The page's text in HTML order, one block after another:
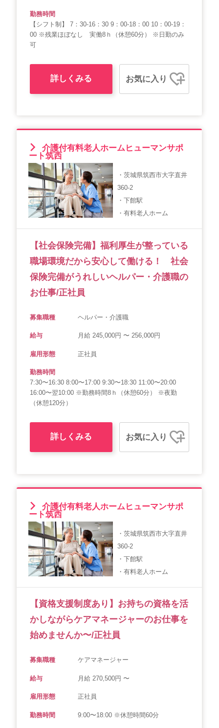
勤務時間
【シフト制】 7：30-16：30 9：00-18：00 10：00-19：
00 ※残業ほぼなし 実働8ｈ（休憩60分） ※日勤のみ
可
詳しくみる お気に入り
介護付有料老人ホームヒューマンサポ
ート筑西
・茨城県筑西市大字直井
360-2
・下館駅
・有料老人ホーム
【社会保険完備】福利厚生が整っている
職場環境だから安心して働ける！ 社会
保険完備がうれしいヘルパー・介護職の
お仕事/正社員
募集職種 ヘルパー・介護職
給与 月給 245,000円 〜 256,000円
雇用形態 正社員
勤務時間
7:30〜16:30 8:00〜17:00 9:30〜18:30 11:00〜20:00
16:00〜翌10:00 ※勤務時間8ｈ（休憩60分） ※夜勤
（休憩120分）
詳しくみる お気に入り
介護付有料老人ホームヒューマンサポ
ート筑西
・茨城県筑西市大字直井
360-2
・下館駅
・有料老人ホーム
【資格支援制度あり】お持ちの資格を活
かしながらケアマネージャーのお仕事を
始めませんか〜/正社員
募集職種 ケアマネージャー
給与 月給 270,500円 〜
雇用形態 正社員
勤務時間 9:00〜18:00 ※休憩時間60分